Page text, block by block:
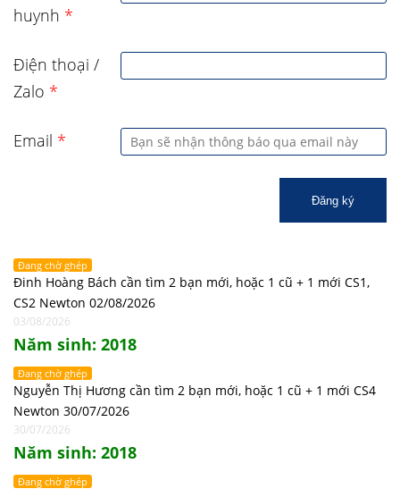
huynh *
Điện thoại /
Zalo *
Email *
Đăng ký
Đang chờ ghép
Đinh Hoàng Bách cần tìm 2 bạn mới, hoặc 1 cũ + 1 mới CS1,
CS2 Newton 02/08/2026
03/08/2026
Năm sinh: 2018
Đang chờ ghép
Nguyễn Thị Hương cần tìm 2 bạn mới, hoặc 1 cũ + 1 mới CS4
Newton 30/07/2026
30/07/2026
Năm sinh: 2018
Đang chờ ghép